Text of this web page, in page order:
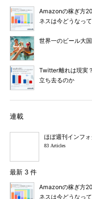
Amazonの稼ぎ方
ネスは今どうなっ
世界一のビール大
Twitter離れは現実
立ち去るのか
連載
ほぼ週刊インフ
83 Articles
最新 3 件
Amazonの稼ぎ方
ネスは今どうなっ